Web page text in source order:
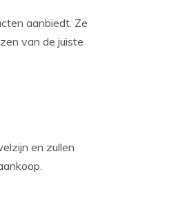
aanbiedt. Ze
van de juiste
en zullen